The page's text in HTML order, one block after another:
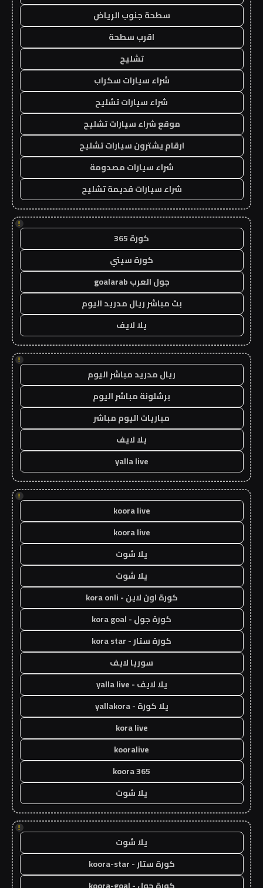
سطحة جنوب الرياض
اقرب سطحة
تشليح
شراء سيارات سكراب
شراء سيارات تشليح
موقع شراء سيارات تشليح
ارقام يشترون سيارات تشليح
شراء سيارات مصدومة
شراء سيارات قديمة تشليح
!
كورة 365
كورة سيتي
جول العرب goalarab
بث مباشر ريال مدريد اليوم
يلا لايف
!
ريال مدريد مباشر اليوم
برشلونة مباشر اليوم
مباريات اليوم مباشر
يلا لايف
yalla live
!
koora live
koora live
يلا شوت
يلا شوت
كورة اون لاين - kora onli
كورة جول - kora goal
كورة ستار - kora star
سوريا لايف
يلا لايف - yalla live
يلا كورة - yallakora
kora live
kooralive
koora 365
يلا شوت
!
يلا شوت
كورة ستار - koora-star